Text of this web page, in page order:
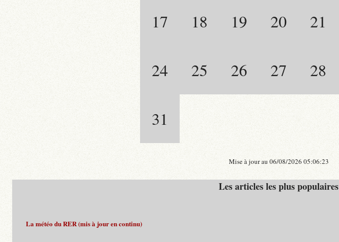
17 18 19 20 21
24 25 26 27 28
31
Mise à jour au 06/08/2026 05:06:23
Les articles les plus populaires
La météo du RER (mis à jour en continu)